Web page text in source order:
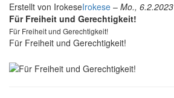
Erstellt von IrokeseIrokese – Mo., 6.2.2023
Für Freiheit und Gerechtigkeit!
Für Freiheit und Gerechtigkeit!
Für Freiheit und Gerechtigkeit!